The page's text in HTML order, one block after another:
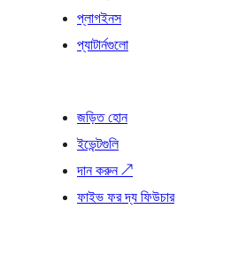
প্লাগইনস
প্যাটার্নগুলো
জড়িত হোন
ইভেন্টগুলি
দান করুন↗
ফাইভ ফর দ্য ফিউচার